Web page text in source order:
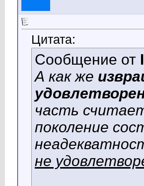
Цитата:
Сообщение от
А как же
часть
поколение
не